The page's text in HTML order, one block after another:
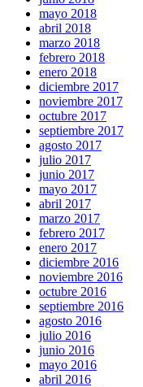
mayo 2018
abril 2018
marzo 2018
febrero 2018
enero 2018
diciembre 2017
noviembre 2017
octubre 2017
septiembre 2017
agosto 2017
julio 2017
junio 2017
mayo 2017
abril 2017
marzo 2017
febrero 2017
enero 2017
diciembre 2016
noviembre 2016
octubre 2016
septiembre 2016
agosto 2016
julio 2016
junio 2016
mayo 2016
abril 2016